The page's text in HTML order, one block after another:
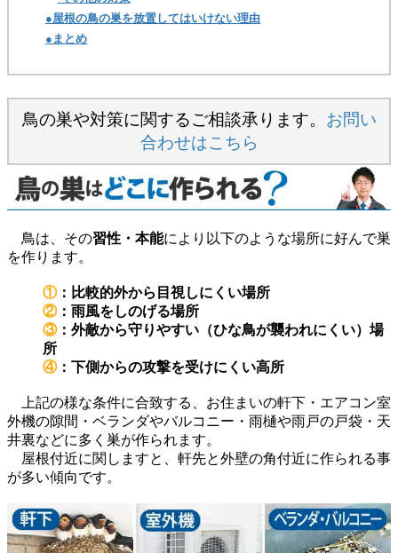
●屋根の鳥の巣を放置してはいけない理由
●まとめ
鳥の巣や対策に関するご相談承ります。 お問い
合わせはこちら
鳥は、その習性・本能により以下のような場所に好んで巣
を作ります。
①：比較的外から目視しにくい場所
②：雨風をしのげる場所
③：外敵から守りやすい（ひな鳥が襲われにくい）場
所
④：下側からの攻撃を受けにくい高所
上記の様な条件に合致する、お住まいの軒下・エアコン室
外機の隙間・ベランダやバルコニー・雨樋や雨戸の戸袋・天
井裏などに多く巣が作られます。
屋根付近に関しますと、軒先と外壁の角付近に作られる事
が多い傾向です。